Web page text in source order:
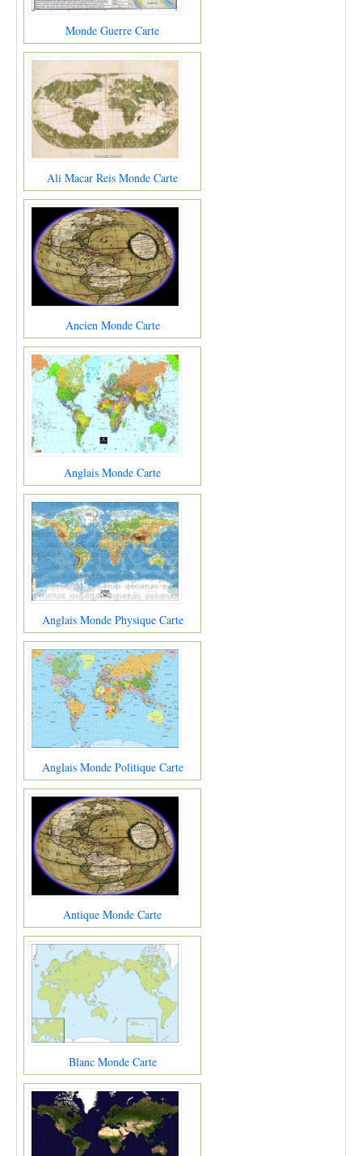
Monde Guerre Carte
Ali Macar Reis Monde Carte
Ancien Monde Carte
Anglais Monde Carte
Anglais Monde Physique Carte
Anglais Monde Politique Carte
Antique Monde Carte
Blanc Monde Carte